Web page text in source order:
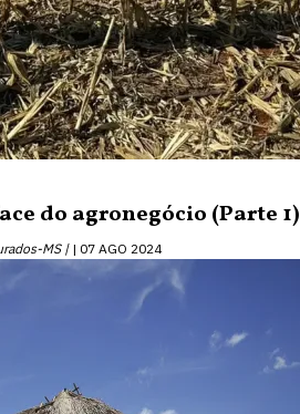
do agronegócio (Parte 1)
MS | 07 AGO 2024